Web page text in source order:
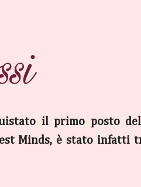
il primo posto
Minds, è stato